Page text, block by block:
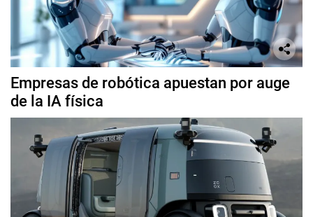
Empresas de robótica apuestan por auge
de la IA física